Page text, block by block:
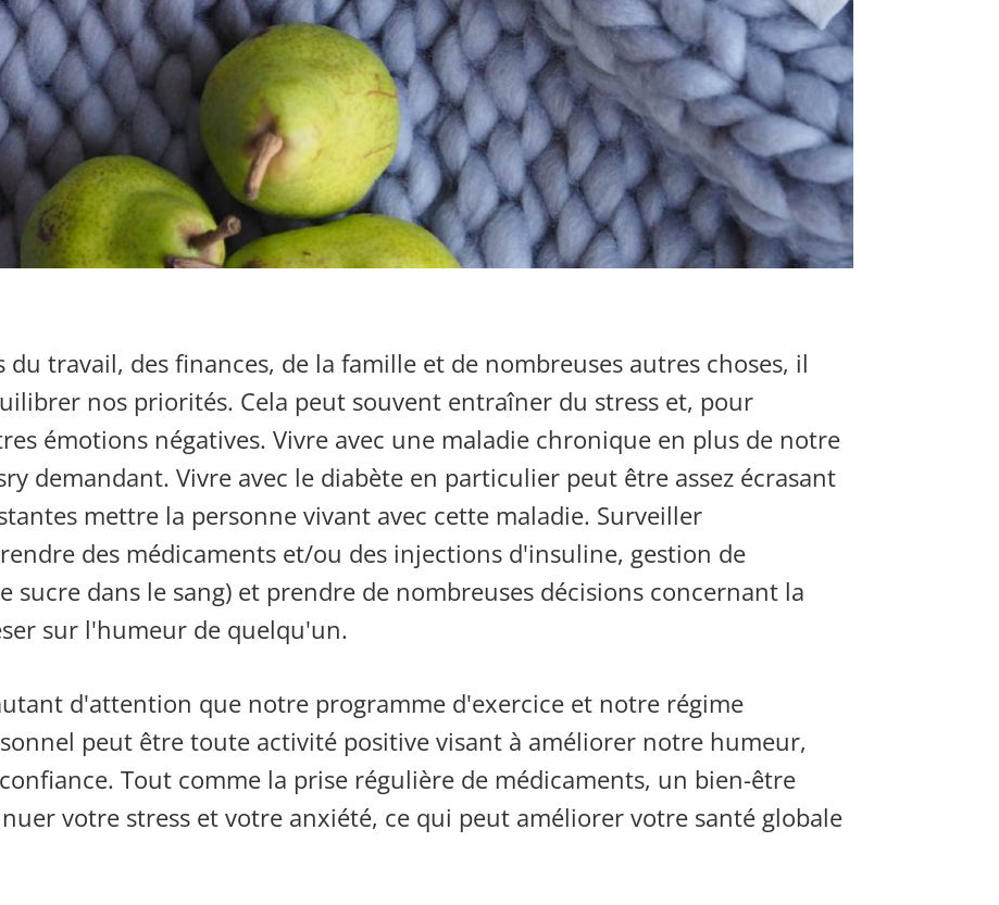
du travail, des finances, de la famille et de nombreuses autres choses, il
nos priorités. Cela peut souvent entraîner du stress et, pour
émotions négatives.Vivre avec une maladie chronique en plus de notre
ry demandant. Vivre avec le diabète en particulier peut être assez écrasant
mettre la personne vivant avec cette maladie. Surveiller
des médicaments et/ou des injections d'insuline, gestion de
sucre dans le sang) et prendre de nombreuses décisions concernant la
sur l'humeur de quelqu'un.
d'attention que notre programme d'exercice et notre régime
peut être toute activité positive visant à améliorer notre humeur,
Tout comme la prise régulière de médicaments, un bien-être
votre stress et votre anxiété, ce qui peut améliorer votre santé globale